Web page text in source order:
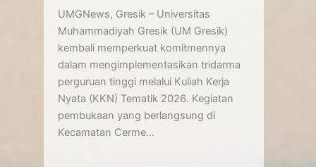
UMGNews, Gresik – Universitas
Muhammadiyah Gresik (UM Gresik)
kembali memperkuat komitmennya
dalam mengimplementasikan tridarma
perguruan tinggi melalui Kuliah Kerja
Nyata (KKN) Tematik 2026. Kegiatan
pembukaan yang berlangsung di
Kecamatan Cerme...